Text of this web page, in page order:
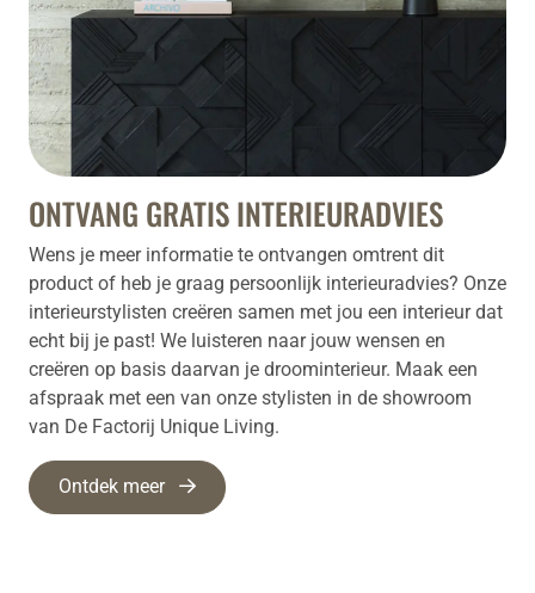
ONTVANG GRATIS INTERIEURADVIES
Wens je meer informatie te ontvangen omtrent dit
product of heb je graag persoonlijk interieuradvies? Onze
interieurstylisten creëren samen met jou een interieur dat
echt bij je past! We luisteren naar jouw wensen en
creëren op basis daarvan je droominterieur. Maak een
afspraak met een van onze stylisten in de showroom
van De Factorij Unique Living.
Ontdek meer